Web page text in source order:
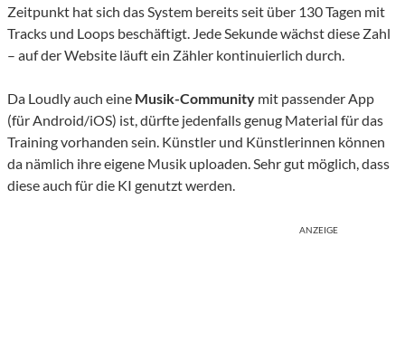
Zeitpunkt hat sich das System bereits seit über 130 Tagen mit
Tracks und Loops beschäftigt. Jede Sekunde wächst diese Zahl
– auf der Website läuft ein Zähler kontinuierlich durch.
Da Loudly auch eine Musik-Community mit passender App
(für Android/iOS) ist, dürfte jedenfalls genug Material für das
Training vorhanden sein. Künstler und Künstlerinnen können
da nämlich ihre eigene Musik uploaden. Sehr gut möglich, dass
diese auch für die KI genutzt werden.
ANZEIGE